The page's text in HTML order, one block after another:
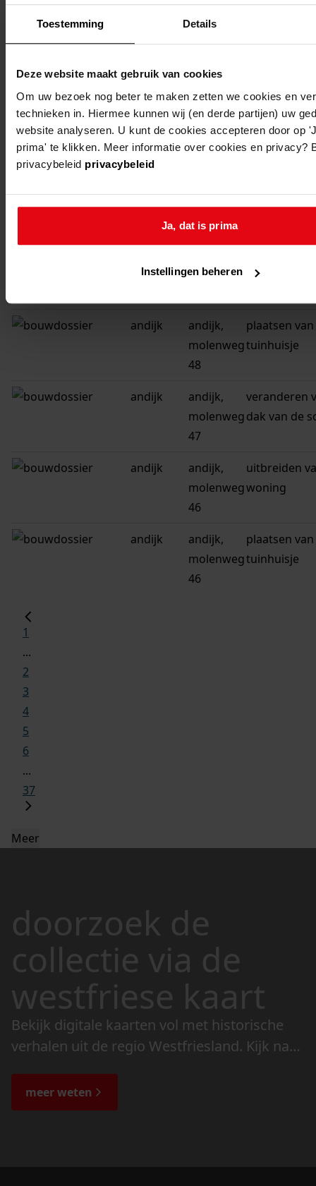
Toestemming Details
Deze website maakt gebruik van cookies
Om uw bezoek nog beter te maken zetten we cookies en
technieken in. Hiermee kunnen wij (en derde partijen) uw
website analyseren. U kunt de cookies accepteren door op
prima' te klikken. Meer informatie over cookies en privacy?
privacybeleid privacybeleid
Ja, dat is prima
Instellingen beheren
5
andijk
5
andijk
andijk,
molenweg
5
geheel
de woning,
49
molenweg
van de
andijk
andijk,
molenweg
48
plaatsen
tuinhuisje
andijk
andijk,
molenweg
47
veranderen
dak van de
andijk
andijk,
molenweg
46
uitbreiden
woning
andijk
andijk,
molenweg
46
plaatsen
tuinhuisje
1
...
2
3
4
5
6
...
37
Meer
doorzoek de
collectie via de
westfriese kaart
Bekijk digitale kaarten vol met historische
verhalen uit de regio Westfriesland. Kijk naar
de bijzondere verhalen.
meer weten